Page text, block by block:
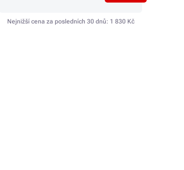
Nejnižší cena za posledních 30 dnů: 1 830 Kč